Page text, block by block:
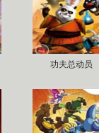
功夫总动员